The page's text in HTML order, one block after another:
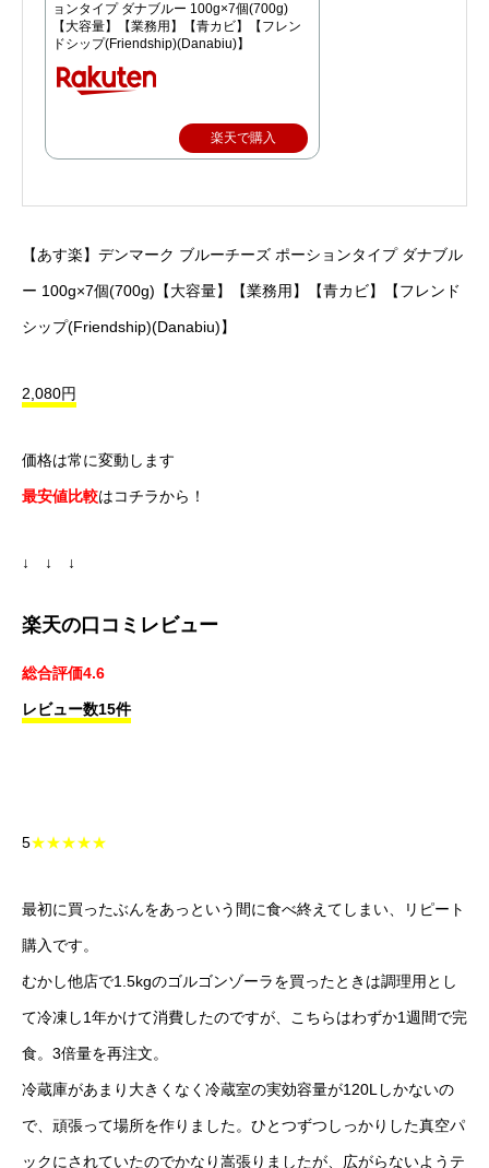
ョンタイプ ダナブルー 100g×7個(700g)
【大容量】【業務用】【青カビ】【フレン
ドシップ(Friendship)(Danabiu)】
楽天で購入
【あす楽】デンマーク ブルーチーズ ポーションタイプ ダナブル
ー 100g×7個(700g)【大容量】【業務用】【青カビ】【フレンド
シップ(Friendship)(Danabiu)】
2,080円
価格は常に変動します
最安値比較はコチラから！
↓ ↓ ↓
楽天の口コミレビュー
総合評価4.6
レビュー数15件
5★★★★★
最初に買ったぶんをあっという間に食べ終えてしまい、リピート
購入です。
むかし他店で1.5kgのゴルゴンゾーラを買ったときは調理用とし
て冷凍し1年かけて消費したのですが、こちらはわずか1週間で完
食。3倍量を再注文。
冷蔵庫があまり大きくなく冷蔵室の実効容量が120Lしかないの
で、頑張って場所を作りました。ひとつずつしっかりした真空パ
ックにされていたのでかなり嵩張りましたが、広がらないようテ